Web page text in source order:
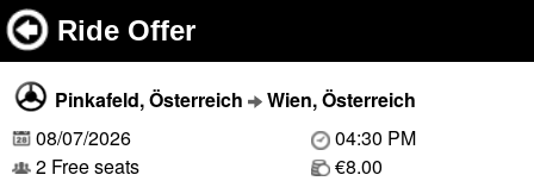
Ride Offer
Pinkafeld, Österreich
Wien, Österreich
08/07/2026
04:30 PM
2 Free seats
€8.00